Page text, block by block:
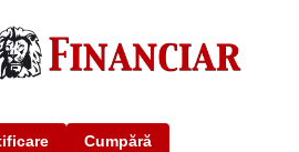
Cumpără